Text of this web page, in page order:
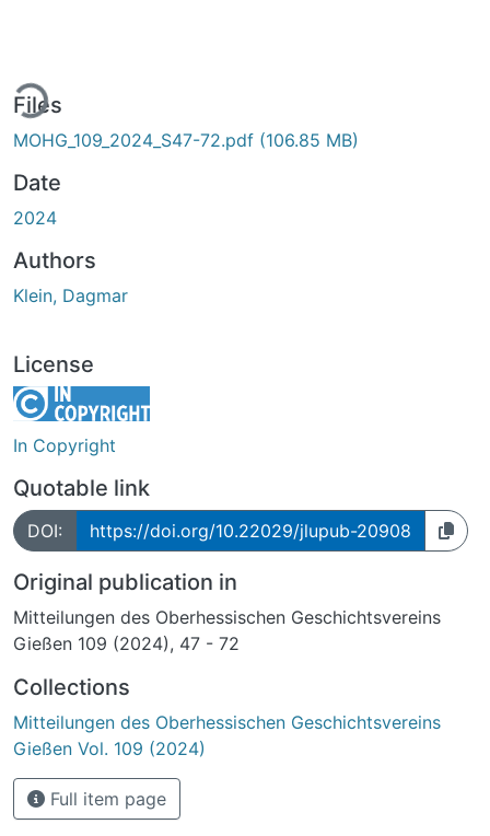
Files
MOHG_109_2024_S47-72.pdf (106.85 MB)
Date
2024
Authors
Klein, Dagmar
License
In Copyright
Quotable link
DOI: https://doi.org/10.22029/jlupub-20908
Original publication in
Mitteilungen des Oberhessischen Geschichtsvereins
Gießen 109 (2024), 47 - 72
Collections
Mitteilungen des Oberhessischen Geschichtsvereins
Gießen Vol. 109 (2024)
Full item page